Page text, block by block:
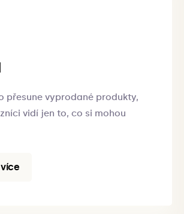
přesune vyprodané produkty,
vidí jen to, co si mohou